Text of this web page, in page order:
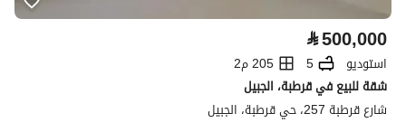
⃁500,000
استوديو 5
205 م2
شقة للبيع في قرطبة، الجبيل
شارع قرطبة 257، حي قرطبة، الجبيل